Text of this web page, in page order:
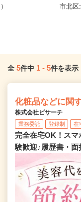
市北区
全 5件中 1 - 5件を表示
化粧品などに関
株式会社ビサーチ
業務委託 登録制 在
完全在宅OK！ス
験歓迎♪履歴書・